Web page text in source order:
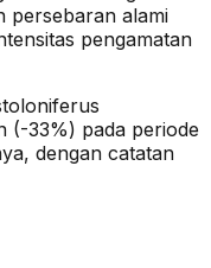
persebaran alami
pengamatan
(-33%) pada periode
, dengan catatan